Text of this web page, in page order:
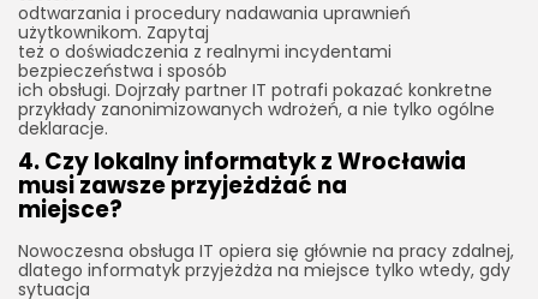
odtwarzania i procedury nadawania uprawnień
użytkownikom. Zapytaj
też o doświadczenia z realnymi incydentami
bezpieczeństwa i sposób
ich obsługi. Dojrzały partner IT potrafi pokazać konkretne
przykłady zanonimizowanych wdrożeń, a nie tylko ogólne
deklaracje.
4. Czy lokalny informatyk z Wrocławia
musi zawsze przyjeżdżać na
miejsce?
Nowoczesna obsługa IT opiera się głównie na pracy zdalnej,
dlatego informatyk przyjeżdża na miejsce tylko wtedy, gdy
sytuacja